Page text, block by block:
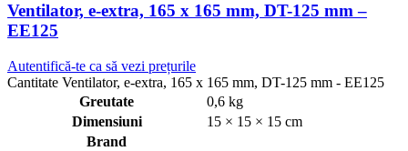
Ventilator, e-extra, 165 x 165 mm, DT-125 mm –
EE125
Autentifică-te ca să vezi prețurile
Cantitate Ventilator, e-extra, 165 x 165 mm, DT-125 mm - EE125
Greutate
0,6 kg
Dimensiuni
15 × 15 × 15 cm
Brand